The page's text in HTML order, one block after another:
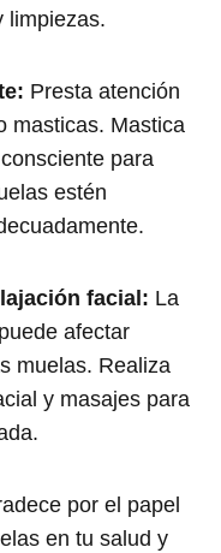
limpiezas.
Presta atención
masticas. Mastica
para
estén
facial: La
afectar
muelas. Realiza
y masajes para
por el papel
en tu salud y